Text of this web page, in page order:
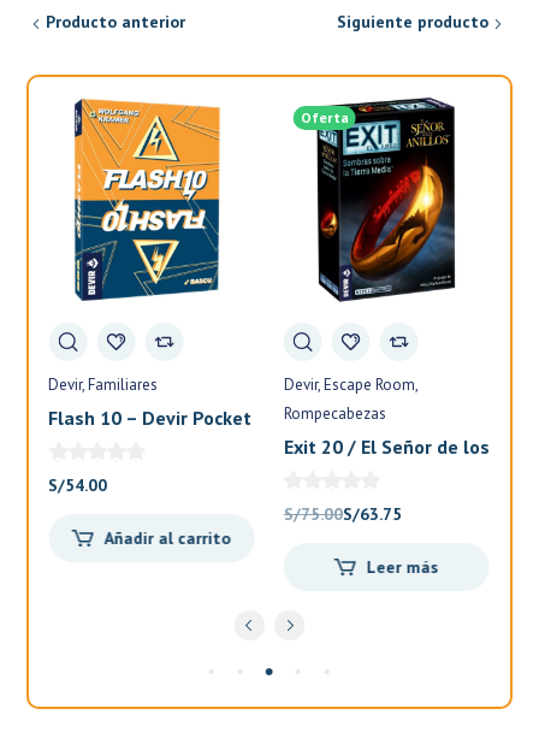
Producto anterior Siguiente producto
Devir Familiares
Flash 10 – Devir Pocket
S/54.00
Añadir al carrito
Oferta
Devir Escape Room
Rompecabezas
Exit 20 / El Señor de los
S/75.00El
original
S/63.75El
actual
Leer más